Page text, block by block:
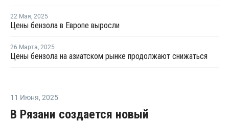
22 Мая, 2025
Цены бензола в Европе выросли
26 Марта, 2025
Цены бензола на азиатском рынке продолжают снижаться
11 Июня, 2025
В Рязани создается новый